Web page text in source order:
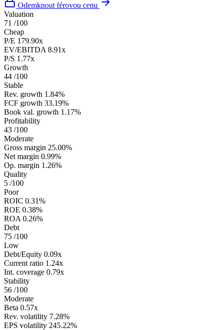
Odemknout férovou cenu
Valuation
71 /100
Cheap
P/E 179.90x
EV/EBITDA 8.91x
P/S 1.77x
Growth
44 /100
Stable
Rev. growth 1.84%
FCF growth 33.19%
Book val. growth 1.17%
Profitability
43 /100
Moderate
Gross margin 25.00%
Net margin 0.99%
Op. margin 1.26%
Quality
5 /100
Poor
ROIC 0.31%
ROE 0.38%
ROA 0.26%
Debt
75 /100
Low
Debt/Equity 0.09x
Current ratio 1.24x
Int. coverage 0.79x
Stability
56 /100
Moderate
Beta 0.57x
Rev. volatility 7.28%
EPS volatility 245.22%